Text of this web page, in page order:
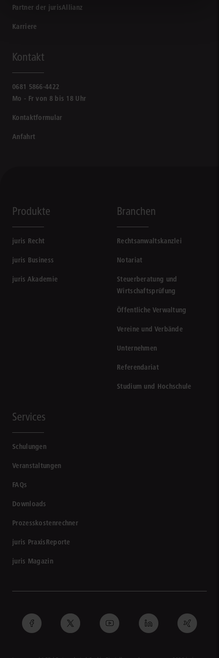
Partner der jurisAllianz
Karriere
Kontakt
0681 5866-4422
Mo - Fr von 8 bis 18 Uhr
Kontaktformular
Anfahrt
Produkte
juris Recht
juris Business
juris Akademie
Branchen
Rechtsanwaltskanzlei
Notariat
Steuerberatung und
Wirtschaftsprüfung
Öffentliche Verwaltung
Vereine und Verbände
Unternehmen
Referendariat
Studium und Hochschule
Services
Schulungen
Veranstaltungen
FAQs
Downloads
Prozesskostenrechner
juris PraxisReporte
juris Magazin